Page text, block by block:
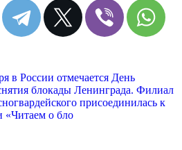
в России отмечается День
блокады Ленинграда. Филиал
присоединилась к
о бло